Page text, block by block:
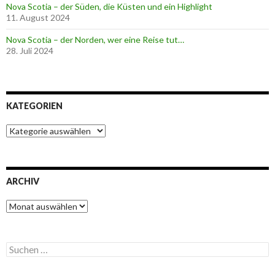
Nova Scotia – der Süden, die Küsten und ein Highlight
11. August 2024
Nova Scotia – der Norden, wer eine Reise tut…
28. Juli 2024
KATEGORIEN
K
a
o
ARCHIV
A
r
v
S
u